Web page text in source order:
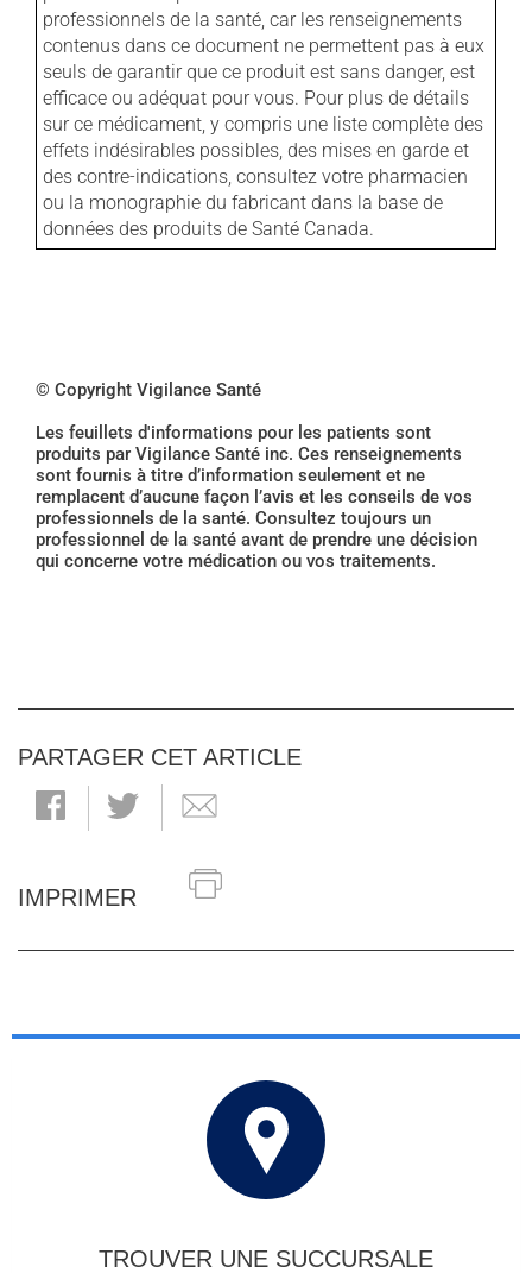
professionnels de la santé, car les renseignements
contenus dans ce document ne permettent pas à eux
seuls de garantir que ce produit est sans danger, est
efficace ou adéquat pour vous. Pour plus de détails
sur ce médicament, y compris une liste complète des
effets indésirables possibles, des mises en garde et
des contre-indications, consultez votre pharmacien
ou la monographie du fabricant dans la base de
données des produits de Santé Canada.
© Copyright Vigilance Santé
Les feuillets d'informations pour les patients sont
produits par Vigilance Santé inc. Ces renseignements
sont fournis à titre d’information seulement et ne
remplacent d’aucune façon l’avis et les conseils de vos
professionnels de la santé. Consultez toujours un
professionnel de la santé avant de prendre une décision
qui concerne votre médication ou vos traitements.
PARTAGER CET ARTICLE
IMPRIMER
TROUVER UNE SUCCURSALE